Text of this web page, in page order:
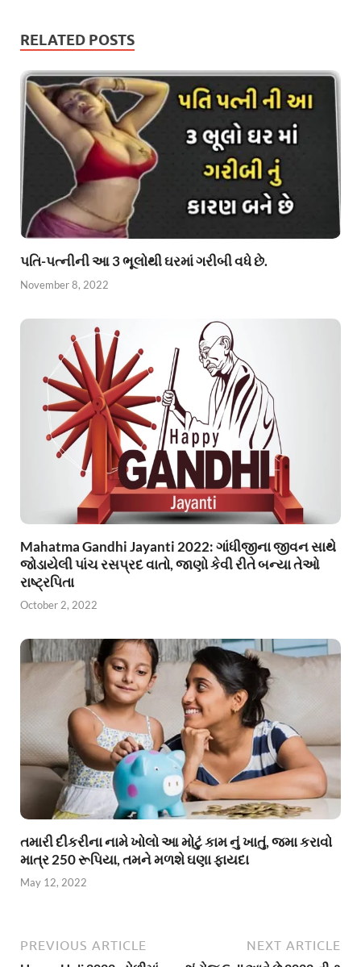
RELATED POSTS
પતિ-પત્નીની આ 3 ભૂલોથી ઘરમાં ગરીબી વધે છે.
November 8, 2022
Mahatma Gandhi Jayanti 2022: ગાંધીજીના જીવન સાથે
જોડાયેલી પાંચ રસપ્રદ વાતો, જાણો કેવી રીતે બન્યા તેઓ
રાષ્ટ્રપિતા
October 2, 2022
તમારી દીકરીના નામે ખોલો આ મોટું કામ નું ખાતું, જમા કરાવો
માત્ર 250 રૂપિયા, તમને મળશે ઘણા ફાયદા
May 12, 2022
PREVIOUS ARTICLE NEXT ARTICLE